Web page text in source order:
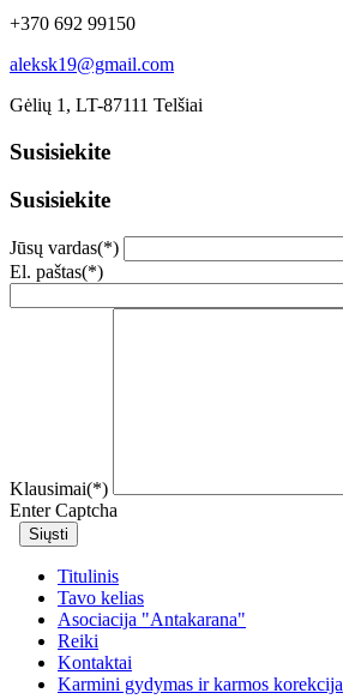
+370 692 99150
aleksk19@gmail.com
Gėlių 1, LT-87111 Telšiai
Susisiekite
Susisiekite
Jūsų vardas(*)
El. paštas(*)
Klausimai(*)
Enter Captcha
Titulinis
Tavo kelias
Asociacija "Antakarana"
Reiki
Kontaktai
Karmini gydymas ir karmos korekcija